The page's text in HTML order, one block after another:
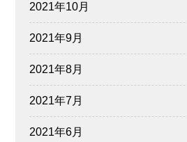
2021年10月
2021年9月
2021年8月
2021年7月
2021年6月